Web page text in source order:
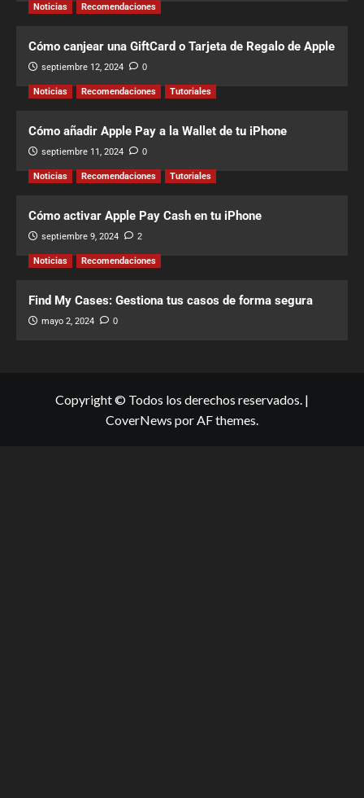
Noticias Recomendaciones
Cómo canjear una GiftCard o Tarjeta de Regalo de Apple
septiembre 12, 2024 0
Noticias Recomendaciones Tutoriales
Cómo añadir Apple Pay a la Wallet de tu iPhone
septiembre 11, 2024 0
Noticias Recomendaciones Tutoriales
Cómo activar Apple Pay Cash en tu iPhone
septiembre 9, 2024 2
Noticias Recomendaciones
Find My Cases: Gestiona tus casos de forma segura
mayo 2, 2024 0
Copyright © Todos los derechos reservados. |
CoverNews por AF themes.